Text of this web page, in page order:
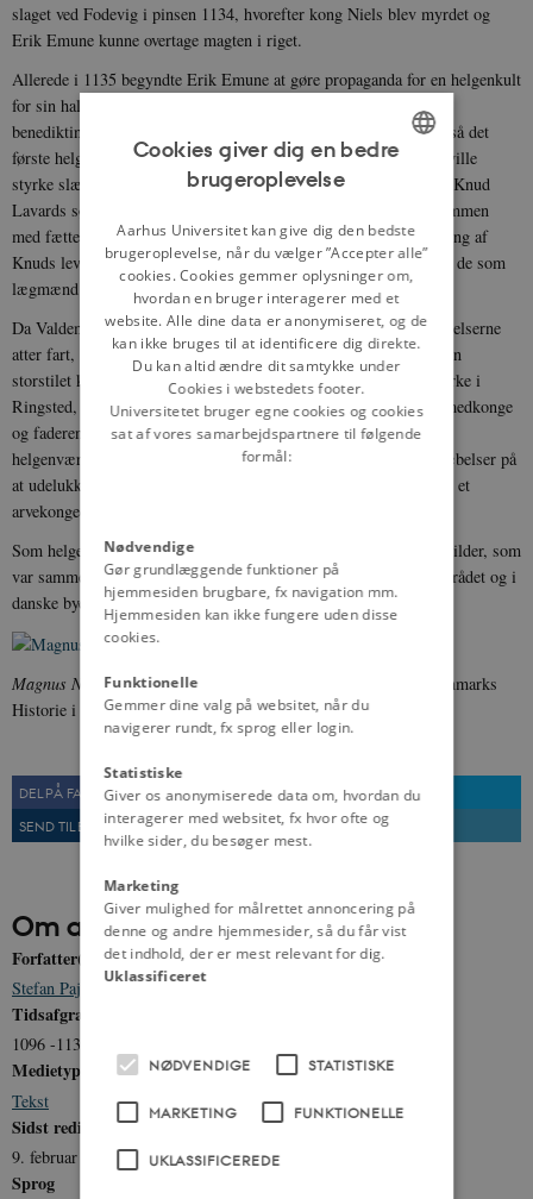
slaget ved Fodevig i pinsen 1134, hvorefter kong Niels blev myrdet og
Erik Emune kunne overtage magten i riget.
Allerede i 1135 begyndte Erik Emune at gøre propaganda for en helgenkult
for sin halvbror Knud Lavard ved at indstifte et kloster for
benediktinermunke i kirken i Ringsted. I hans regeringstid så også det
første helgenskrift om Knud dagens lys. En sådan helgenkåring ville
styrke slægtens legitimitet og krav på tronen, og i 1146 forsøgte Knud
Lavards søn Valdemar (den senere kong Valdemar den Store) sammen
med fætteren Svend Grathe at foretage en egenmægtig helgenkåring af
Knuds levninger. Dette blev dog forhindret af ærkebisp Eskil, da de som
lægmænd ikke var berettigede til at kåre helgener.
Da Valdemar den Store blev enekonge, tog helgenkåringsbestræbelserne
atter fart, og i 1169 lykkedes det at få pavens godkendelse. Ved en
storstilet kirkefest 25. juni 1170 i den nybyggede Skt. Bendts Kirke i
Ringsted, hvor Valdemars søn Knud 6. samtidig blev kronet til medkonge
og faderens efterfølger, blev Knud Lavard helgenkåret. Faderens
helgenværdighed blev et vigtigt led i Valdemar den Stores bestræbelser på
at udelukke de andre grene af kongeslægten fra tronen og indføre et
arvekongedømme.
Som helgen blev Knud Lavard skytshelgen for de mange Knudsgilder, som
var sammenslutninger af danske købmænd rundtom i Østersøområdet og i
danske byer.
Magnus Nielsens mord på Knud Lavard i 1131.
Illustration: Danmarks
Historie i Billeder (1898)
DEL PÅ FACEBOOK
DEL PÅ TWITTER
SEND TIL EN VEN
UDSKRIV
Om artiklen
Forfatter(e)
Stefan Pajung
Tidsafgrænsning
1096 -1131
Medietype
Tekst
Sidst redigeret
9. februar 2012
Sprog
DANISH
Cookies giver dig en bedre
brugeroplevelse
Aarhus Universitet kan give dig den bedste
brugeroplevelse, når du vælger ”Accepter alle”
cookies. Cookies gemmer oplysninger om,
hvordan en bruger interagerer med et
website. Alle dine data er anonymiseret, og de
kan ikke bruges til at identificere dig direkte.
Du kan altid ændre dit samtykke under
Cookies i webstedets footer.
Universitetet bruger egne cookies og cookies
sat af vores samarbejdspartnere til følgende
formål:
Nødvendige
Gør grundlæggende funktioner på
hjemmesiden brugbare, fx navigation mm.
Hjemmesiden kan ikke fungere uden disse
cookies.
Funktionelle
Gemmer dine valg på websitet, når du
navigerer rundt, fx sprog eller login.
Statistiske
Giver os anonymiserede data om, hvordan du
interagerer med websitet, fx hvor ofte og
hvilke sider, du besøger mest.
Marketing
Giver mulighed for målrettet annoncering på
denne og andre hjemmesider, så du får vist
det indhold, der er mest relevant for dig.
Uklassificeret
NØDVENDIGE STATISTISKE
MARKETING FUNKTIONELLE
UKLASSIFICEREDE